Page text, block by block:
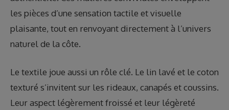
les pièces d’une sensation tactile et visuelle
plaisante, tout en renvoyant directement à l’univers
naturel de la côte.
Le textile joue aussi un rôle clé. Le lin lavé et le coton
texturé s’invitent sur les rideaux, canapés et coussins.
Leur aspect légèrement froissé et leur légèreté